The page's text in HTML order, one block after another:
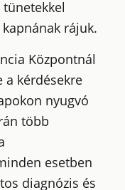
rájuk.
Központnál
a kérdésekre
nyugvó
több
esetben
diagnózis és